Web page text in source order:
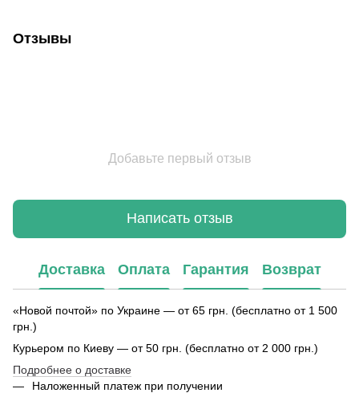
Отзывы
Добавьте первый отзыв
Написать отзыв
Доставка Оплата Гарантия Возврат
«Новой почтой» по Украине — от 65 грн. (бесплатно от 1 500
грн.)
Курьером по Киеву — от 50 грн. (бесплатно от 2 000 грн.)
Подробнее о доставке
Наложенный платеж при получении